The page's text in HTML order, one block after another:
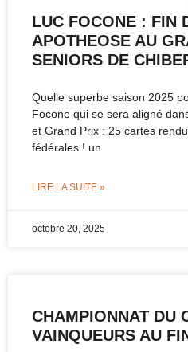
LUC FOCONE : FIN
APOTHEOSE AU
SENIORS DE
Quelle superbe saison 2025
Focone qui se sera aligné
et Grand Prix : 25 cartes
fédérales ! un
LIRE LA SUITE »
octobre 20, 2025
CHAMPIONNAT DU
VAINQUEURS AU